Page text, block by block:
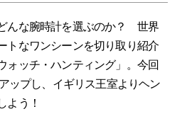
んな腕時計を選ぶのか？ 世界
トなワンシーンを切り取り紹介
ォッチ・ハンティング」。今回
ップし、イギリス王室よりヘン
よう！